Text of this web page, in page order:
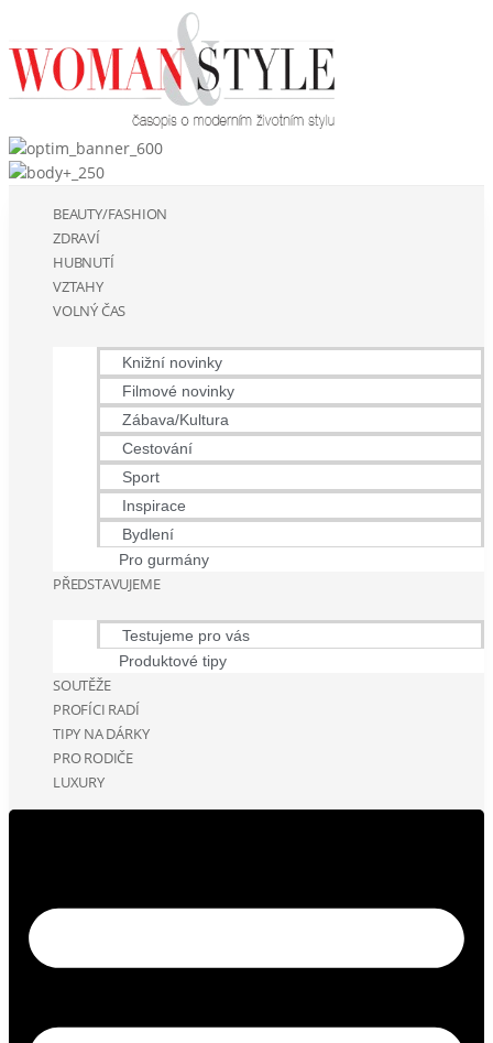
BEAUTY/FASHION
ZDRAVÍ
HUBNUTÍ
VZTAHY
VOLNÝ ČAS
Knižní novinky
Filmové novinky
Zábava/Kultura
Cestování
Sport
Inspirace
Bydlení
Pro gurmány
PŘEDSTAVUJEME
Testujeme pro vás
Produktové tipy
SOUTĚŽE
PROFÍCI RADÍ
TIPY NA DÁRKY
PRO RODIČE
LUXURY